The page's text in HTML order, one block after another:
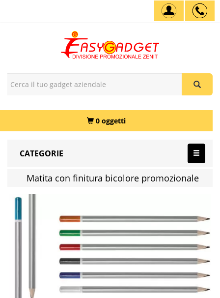
0 oggetti
CATEGORIE
Matita con finitura bicolore promozionale